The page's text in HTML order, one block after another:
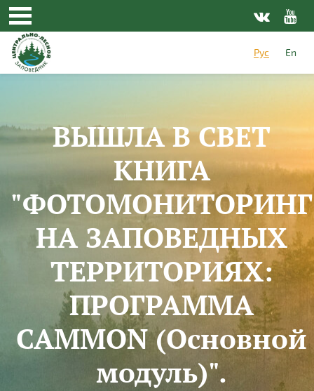
Перейти к основному содержанию
Рус
En
ВЫШЛА В СВЕТ
КНИГА
"ФОТОМОНИТОРИНГ
НА ЗАПОВЕДНЫХ
ТЕРРИТОРИЯХ:
ПРОГРАММА
CAMMON (Основной
модуль)".